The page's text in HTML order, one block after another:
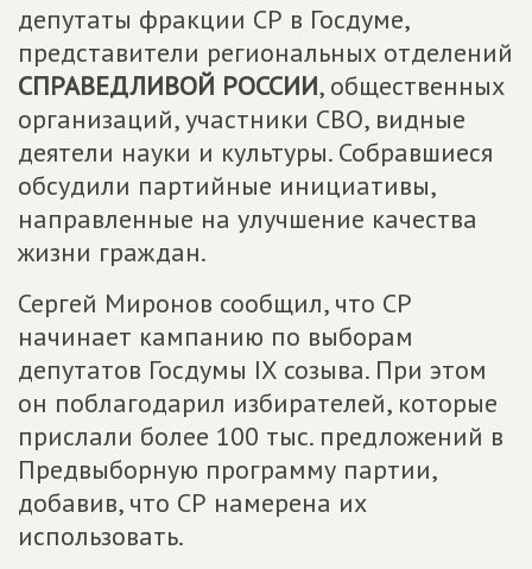
депутаты фракции СР в Госдуме,
представители региональных отделений
СПРАВЕДЛИВОЙ РОССИИ, общественных
организаций, участники СВО, видные
деятели науки и культуры. Собравшиеся
обсудили партийные инициативы,
направленные на улучшение качества
жизни граждан.
Сергей Миронов сообщил, что СР
начинает кампанию по выборам
депутатов Госдумы IX созыва. При этом
он поблагодарил избирателей, которые
прислали более 100 тыс. предложений в
Предвыборную программу партии,
добавив, что СР намерена их
использовать.